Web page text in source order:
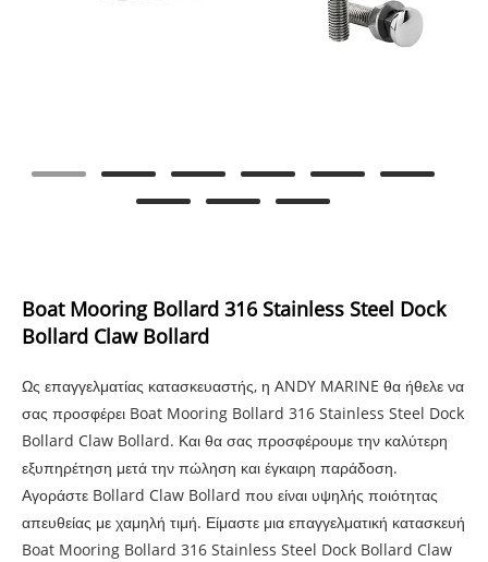
Boat Mooring Bollard 316 Stainless Steel Dock
Bollard Claw Bollard
Ως επαγγελματίας κατασκευαστής, η ANDY MARINE θα ήθελε να
σας προσφέρει Boat Mooring Bollard 316 Stainless Steel Dock
Bollard Claw Bollard. Και θα σας προσφέρουμε την καλύτερη
εξυπηρέτηση μετά την πώληση και έγκαιρη παράδοση.
Αγοράστε Bollard Claw Bollard που είναι υψηλής ποιότητας
απευθείας με χαμηλή τιμή. Είμαστε μια επαγγελματική κατασκευή
Boat Mooring Bollard 316 Stainless Steel Dock Bollard Claw